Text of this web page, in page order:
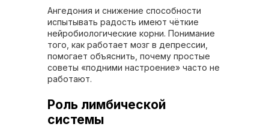
Ангедония и снижение способности
испытывать радость имеют чёткие
нейробиологические корни. Понимание
того, как работает мозг в депрессии,
помогает объяснить, почему простые
советы «подними настроение» часто не
работают.
Роль лимбической
системы